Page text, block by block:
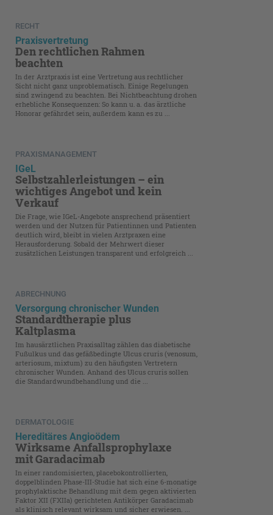
RECHT
Praxisvertretung
Den rechtlichen Rahmen
beachten
In der Arztpraxis ist eine Vertretung aus rechtlicher
Sicht nicht ganz unproblematisch. Einige Regelungen
sind zwingend zu beachten. Bei Nichtbeachtung drohen
erhebliche Konsequenzen: So kann u. a. das ärztliche
Honorar gefährdet sein, außerdem kann es zu ...
PRAXISMANAGEMENT
IGeL
Selbstzahlerleistungen – ein
wichtiges Angebot und kein
Verkauf
Die Frage, wie IGeL-Angebote ansprechend präsentiert
werden und der Nutzen für Patientinnen und Patienten
deutlich wird, bleibt in vielen Arztpraxen eine
Herausforderung. Sobald der Mehrwert dieser
zusätzlichen Leistungen transparent und erfolgreich ...
ABRECHNUNG
Versorgung chronischer Wunden
Standardtherapie plus
Kaltplasma
Im hausärztlichen Praxisalltag zählen das diabetische
Fußulkus und das gefäßbedingte Ulcus cruris (venosum,
arteriosum, mixtum) zu den häufigsten Vertretern
chronischer Wunden. Anhand des Ulcus cruris sollen
die Standardwundbehandlung und die ...
DERMATOLOGIE
Hereditäres Angioödem
Wirksame Anfallsprophylaxe
mit Garadacimab
In einer randomisierten, placebokontrollierten,
doppelblinden Phase-III-Studie hat sich eine 6-monatige
prophylaktische Behandlung mit dem gegen aktivierten
Faktor XII (FXIIa) gerichteten Antikörper Garadacimab
als klinisch relevant wirksam und sicher erwiesen. ...